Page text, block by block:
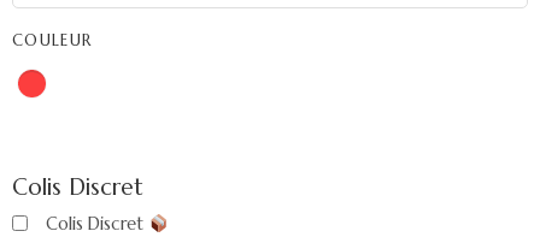
COULEUR
Colis Discret
Colis Discret